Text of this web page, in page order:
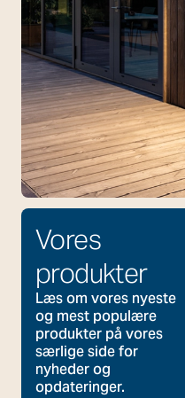
Arlon Round
Vores
produkter
Læs om vores nyeste
og mest populære
produkter på vores
særlige side for
nyheder og
opdateringer.